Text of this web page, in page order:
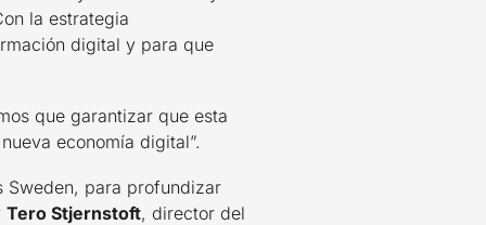
la estrategia
digital y para que
que garantizar que esta
economía digital”.
Sweden, para profundizar
Tero Stjernstoft, director del